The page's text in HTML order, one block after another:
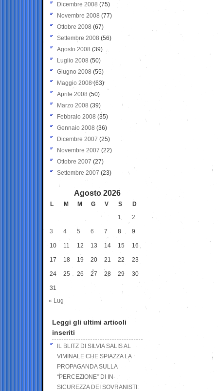
Dicembre 2008 (75)
Novembre 2008 (77)
Ottobre 2008 (67)
Settembre 2008 (56)
Agosto 2008 (39)
Luglio 2008 (50)
Giugno 2008 (55)
Maggio 2008(63)
Aprile 2008 (50)
Marzo 2008 (39)
Febbraio 2008 (35)
Gennaio 2008 (36)
Dicembre 2007 (25)
Novembre 2007 (22)
Ottobre 2007 (27)
Settembre 2007 (23)
Agosto 2026
L M M G V S
D
1
2
3 4 5 6 7 8 9
10 11 12 13 14 15 16
17 18 19 20 21 22 23
24 25 26 27 28 29 30
31
« Lug
Leggi gli ultimi articoli
inseriti
IL BLITZ DI SILVIA SALIS AL
VIMINALE CHE SPIAZZA LA
PROPAGANDA SULLA
“PERCEZIONE” DI IN-
SICUREZZA DEI SOVRANISTI: